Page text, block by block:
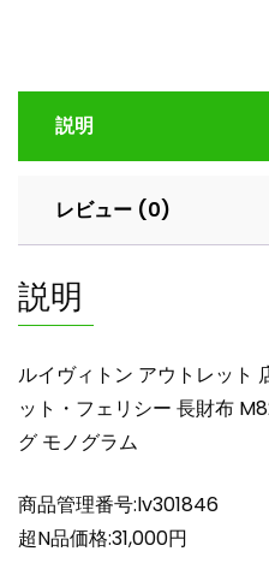
ト
ッ
舗
VUITTON
ポ
ェ
ッ
ト・
ェ
リ
説明
レビュー (0)
説明
ルイヴィトン アウトレット
ット・フェリシー 長財布
グ モノグラム
商品管理番号:lv301846
超N品価格:31,000円